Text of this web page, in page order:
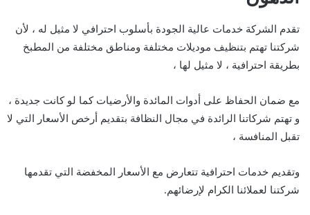
تقدم الشركة خدمات عالية الجودة بأسلوب احترافي لا مثيل له ، لأن
شركتنا تهتم بتنظيف موديلات مختلفة ومناطق مختلفة من المطبخ
بطريقة احترافية ، لا مثيل لها ،
مع ضمان الحفاظ على أدوات المائدة والأرضيات كما لو كانت جديدة ،
و تهتم شركاتنا الرائدة في مجال النظافة بتقديم أرخص الأسعار التي لا
تقبل المنافسة ،
وتقديم خدمات احترافية تتعارض مع الأسعار المخفضة التي تقدمها
شركتنا لعملائنا الكرام لإرضائهم.